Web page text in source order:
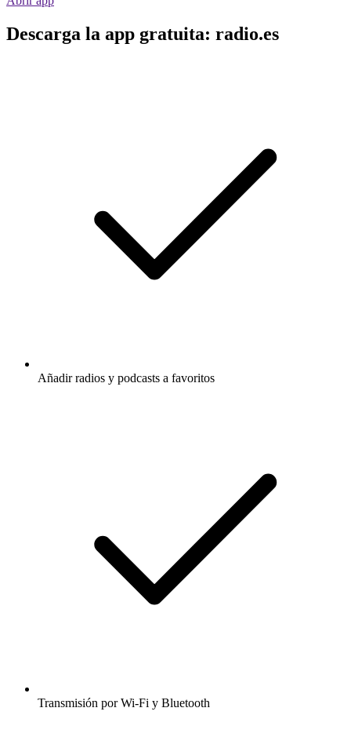
Descarga la app gratuita: radio.es
Añadir radios y podcasts a favoritos
Transmisión por Wi-Fi y Bluetooth